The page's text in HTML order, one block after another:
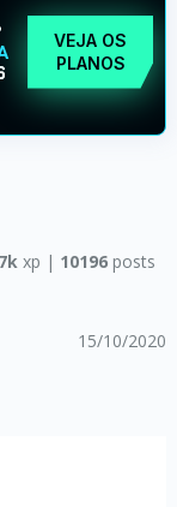
VEJA OS
PLANOS
xp | 10196posts
15/10/2020